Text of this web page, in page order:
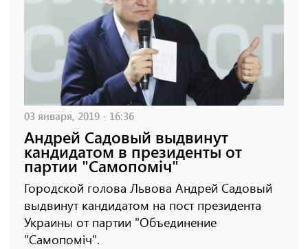
03 января, 2019 - 16:36
Андрей Садовый выдвинут
кандидатом в президенты от
партии "Самопоміч"
Городской голова Львова Андрей Садовый
выдвинут кандидатом на пост президента
Украины от партии "Объединение
"Самопоміч".